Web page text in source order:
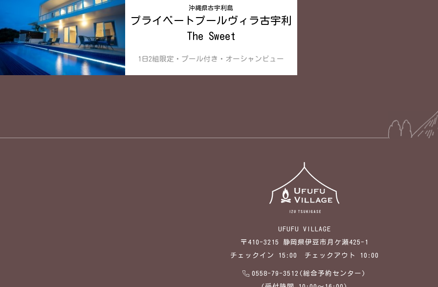
沖縄県古宇利島
プライベートプールヴィラ古宇利
The Sweet
1日2組限定・プール付き・オーシャンビュー
UFUFU VILLAGE
〒410-3215 静岡県伊豆市月ケ瀬425-1
チェックイン 15:00 チェックアウト 10:00
0558-79-3512(総合予約センター)